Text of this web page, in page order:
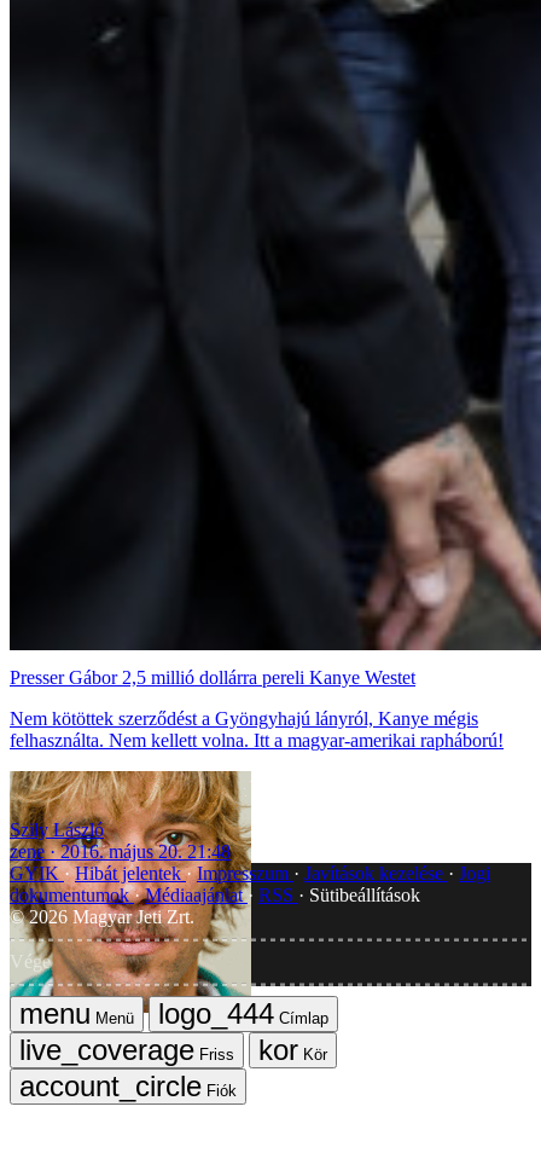
Presser Gábor 2,5 millió dollárra pereli Kanye Westet
Nem kötöttek szerződést a Gyöngyhajú lányról, Kanye mégis
felhasználta. Nem kellett volna. Itt a magyar-amerikai rapháború!
Szily László
zene
2016. május 20. 21:48
GYIK Hibát jelentek Impresszum Javítások kezelése
Jogi
dokumentumok Médiaajánlat RSS
Sütibeállítások
©2026Magyar Jeti Zrt.
Vége
Menü
Címlap
Friss
Kör
Fiók